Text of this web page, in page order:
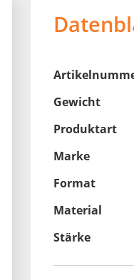
Gewicht
Produktart
Marke
Format
Material
Stärke